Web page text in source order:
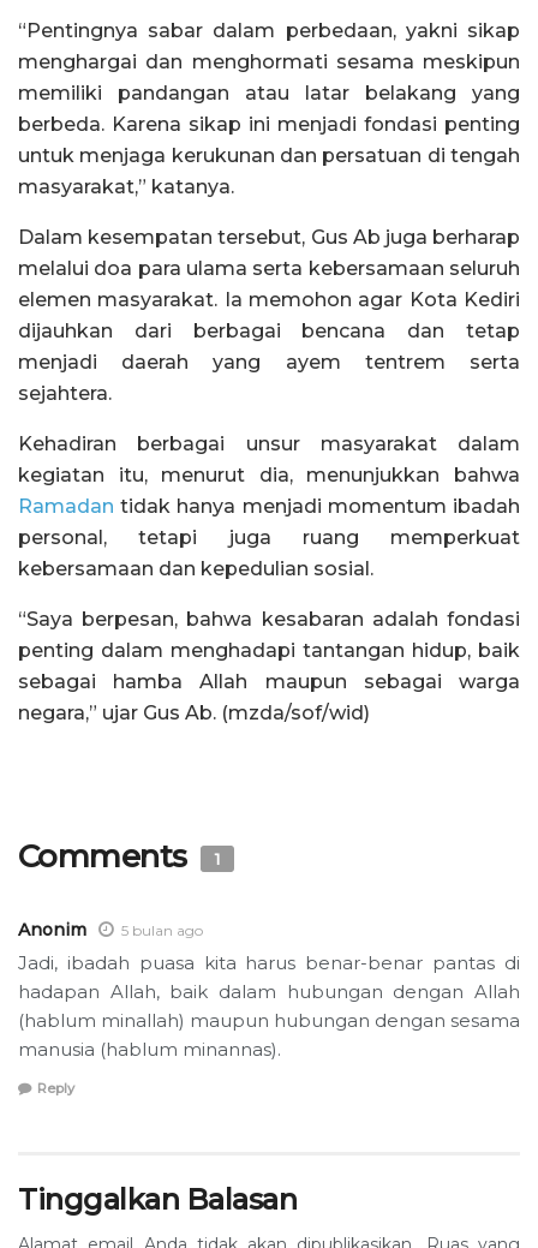
“Pentingnya sabar dalam perbedaan, yakni sikap
menghargai dan menghormati sesama meskipun
memiliki pandangan atau latar belakang yang
berbeda. Karena sikap ini menjadi fondasi penting
untuk menjaga kerukunan dan persatuan di tengah
masyarakat,” katanya.
Dalam kesempatan tersebut, Gus Ab juga berharap
melalui doa para ulama serta kebersamaan seluruh
elemen masyarakat. Ia memohon agar Kota Kediri
dijauhkan dari berbagai bencana dan tetap
menjadi daerah yang ayem tentrem serta
sejahtera.
Kehadiran berbagai unsur masyarakat dalam
kegiatan itu, menurut dia, menunjukkan bahwa
Ramadan tidak hanya menjadi momentum ibadah
personal, tetapi juga ruang memperkuat
kebersamaan dan kepedulian sosial.
“Saya berpesan, bahwa kesabaran adalah fondasi
penting dalam menghadapi tantangan hidup, baik
sebagai hamba Allah maupun sebagai warga
negara,” ujar Gus Ab. (mzda/sof/wid)
Comments 1
Anonim 5 bulan ago
Jadi, ibadah puasa kita harus benar-benar pantas di
hadapan Allah, baik dalam hubungan dengan Allah
(hablum minallah) maupun hubungan dengan sesama
manusia (hablum minannas).
Reply
Tinggalkan Balasan